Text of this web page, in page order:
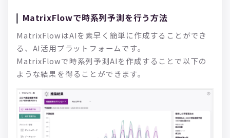
MatrixFlowで時系列予測を行う方法
MatrixFlowはAIを素早く簡単に作成することができ
る、AI活用プラットフォームです。
MatrixFlowで時系列予測AIを作成することで以下の
ような結果を得ることができます。